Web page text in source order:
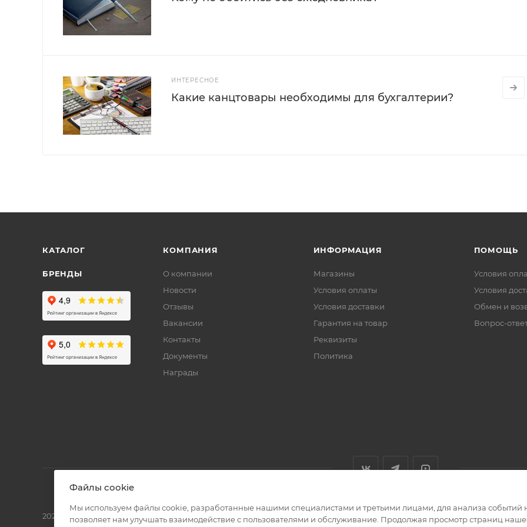
ИНТЕРЕСНОЕ
Какие канцтовары необходимы для бухгалтерии?
КАТАЛОГ
БРЕНДЫ
КОМПАНИЯ
О компании
Новости
Отзывы
Вакансии
Контакты
Документы
Награды
ИНФОРМАЦИЯ
Магазины
Условия оплаты
Условия доставки
Гарантия на товар
Реквизиты
Политика
ПОМОЩЬ
Условия
Условия
Обмен и
Вопрос-
2026 © Полиграф кит - интернет-магазин
Файлы cookie
Мы используем файлы cookie, разработанные нашими специалистами и третьими лицами, для анализа событий
позволяет нам улучшать взаимодействие с пользователями и обслуживание. Продолжая просмотр страниц